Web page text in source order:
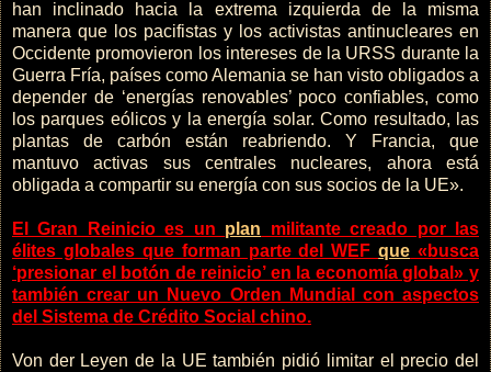
han inclinado hacia la extrema izquierda de la misma
manera que los pacifistas y los activistas antinucleares en
Occidente promovieron los intereses de la URSS durante la
Guerra Fría, países como Alemania se han visto obligados a
depender de ‘energías renovables’ poco confiables, como
los parques eólicos y la energía solar. Como resultado, las
plantas de carbón están reabriendo. Y Francia, que
mantuvo activas sus centrales nucleares, ahora está
obligada a compartir su energía con sus socios de la UE».
El Gran Reinicio es un plan militante creado por las
élites globales que forman parte del WEFque «busca
‘presionar el botón de reinicio’ en la economía global» y
también crear un Nuevo Orden Mundial con aspectos
del Sistema de Crédito Social chino.
Von der Leyen de la UE también pidió limitar el precio del